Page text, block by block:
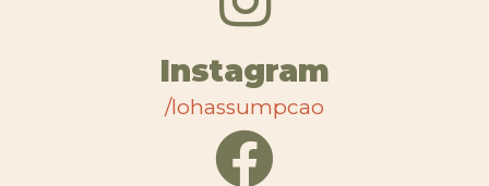
Instagram
/lohassumpcao